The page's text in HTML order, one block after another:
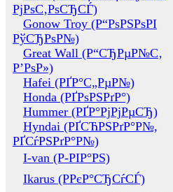
РјРѕС‚РѕСЂСЃ)
Gonow Troy (Р“РѕРЅРѕРІ
РўСЂРѕР№)
Great Wall (Р“СЂРµР№С‚
Р’РѕР»)
Hafei (РҐР°С„РµР№)
Honda (РҐРѕРЅРґР°)
Hummer (РҐР°РјРјРµСЂ)
Hyndai (РҐСЋРЅРґР°Р№,
РҐСѓРЅРґР°Р№)
I-van (Р-РІР°РЅ)
Ikarus (РРєР°СЂСѓСЃ)